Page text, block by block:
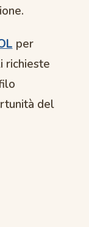
per
richieste
del